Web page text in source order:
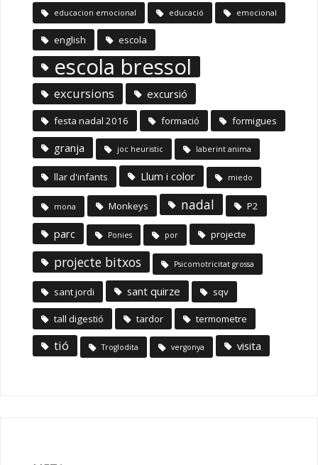
educacion emocional educació emocional
english escola
escola bressol
excursions excursió
festa nadal 2016 formació formigues
granja joc heuristic laberint anima
llar d'infants Llum i color miedo
mona Monkeys nadal P2
parc Ponies por projecte
projecte bitxos Psicomotricitat grossa
sant jordi sant quirze sqv
tall digestió tardor termometre
tió Troglodita vergonya visita